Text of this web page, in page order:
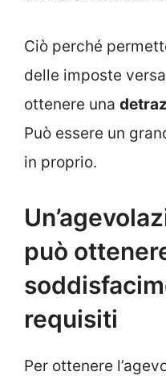
Ciò perché
delle imposte
ottenere una
Può essere un
in proprio.
può
requisiti
Per ottenere